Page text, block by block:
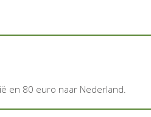
en 80 euro naar Nederland.